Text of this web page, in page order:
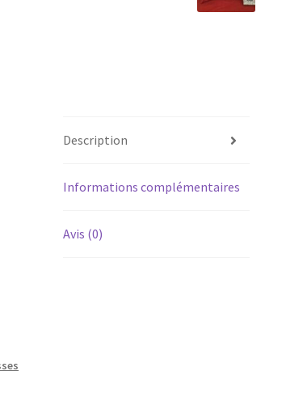
Description
Informations complémentaires
Avis (0)